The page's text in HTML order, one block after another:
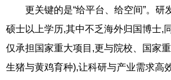
更关键的是“给平台、给空间”。研
硕士以上学历,其中不乏海外归国博士,
仅承担国家重大项目,更与院校、国家
生猪与黄鸡育种),让科研与产业需求高